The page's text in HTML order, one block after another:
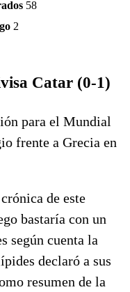
58
2
Catar (0-1)
para el Mundial
frente a Grecia en
de este
bastaría con un
según cuenta la
declaró a sus
resumen de la